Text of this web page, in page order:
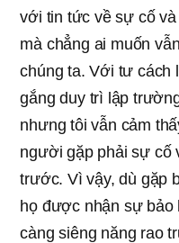
với tin tức về sự cố
mà chẳng ai muốn
chúng ta. Với tư cách
gắng duy trì lập
nhưng tôi vẫn cảm
người gặp phải sự cố
trước. Vì vậy, dù gặp
họ được nhận sự
càng siêng năng rao